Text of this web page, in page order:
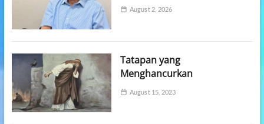
August 2, 2026
Tatapan yang
Menghancurkan
August 15, 2023